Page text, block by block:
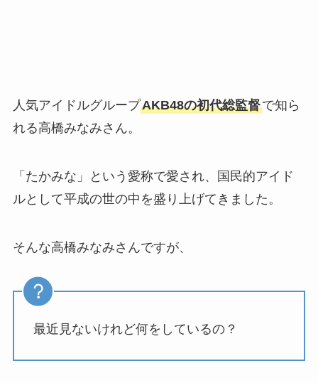
人気アイドルグループAKB48の初代総監督で知ら
れる高橋みなみさん。
「たかみな」という愛称で愛され、国民的アイド
ルとして平成の世の中を盛り上げてきました。
そんな高橋みなみさんですが、
最近見ないけれど何をしているの？